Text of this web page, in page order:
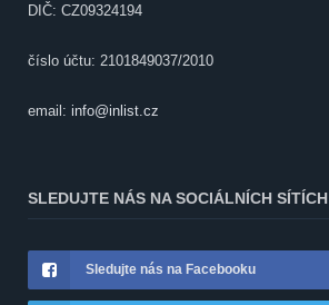
DIČ: CZ09324194
číslo účtu: 2101849037/2010
email: info@inlist.cz
SLEDUJTE NÁS NA SOCIÁLNÍCH SÍTÍCH
Sledujte nás na Facebooku